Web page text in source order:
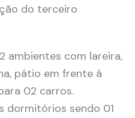
do terceiro
ambientes com lareira,
pátio em frente à
02 carros.
dormitórios sendo 01